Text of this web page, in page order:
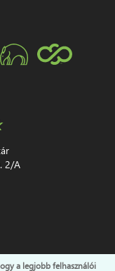
2/A
a legjobb felhasználói